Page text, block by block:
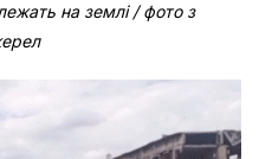
на землі / фото з